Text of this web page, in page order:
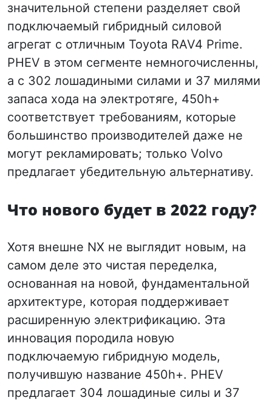
значительной степени разделяет свой
подключаемый гибридный силовой
агрегат с отличным Toyota RAV4 Prime.
PHEV в этом сегменте немногочисленны,
а с 302 лошадиными силами и 37 милями
запаса хода на электротяге, 450h+
соответствует требованиям, которые
большинство производителей даже не
могут рекламировать; только Volvo
предлагает убедительную альтернативу.
Что нового будет в 2022 году?
Хотя внешне NX не выглядит новым, на
самом деле это чистая переделка,
основанная на новой, фундаментальной
архитектуре, которая поддерживает
расширенную электрификацию. Эта
инновация породила новую
подключаемую гибридную модель,
получившую название 450h+. PHEV
предлагает 304 лошадиные силы и 37